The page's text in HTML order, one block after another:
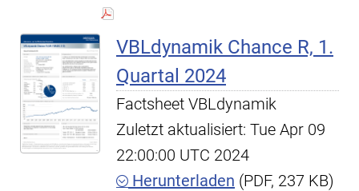
VBLdynamik Chance R, 1.
Quartal 2024
Factsheet VBLdynamik
Zuletzt aktualisiert: Tue Apr 09
22:00:00 UTC 2024
Herunterladen (PDF, 237 KB)